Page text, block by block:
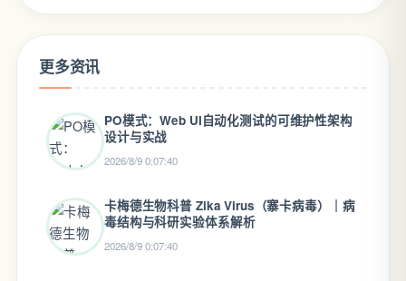
更多资讯
PO模式：Web UI自动化测试的可维护性架构
设计与实战
2026/8/9 0:07:40
卡梅德生物科普 Zika Virus（寨卡病毒）｜病
毒结构与科研实验体系解析
2026/8/9 0:07:40